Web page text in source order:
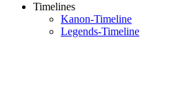
Timelines
Kanon-Timeline
Legends-Timeline